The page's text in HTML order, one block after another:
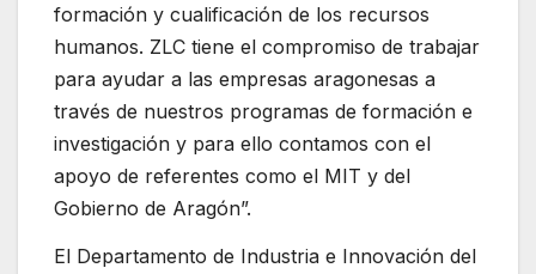
formación y cualificación de los recursos
humanos. ZLC tiene el compromiso de trabajar
para ayudar a las empresas aragonesas a
través de nuestros programas de formación e
investigación y para ello contamos con el
apoyo de referentes como el MIT y del
Gobierno de Aragón”.
El Departamento de Industria e Innovación del